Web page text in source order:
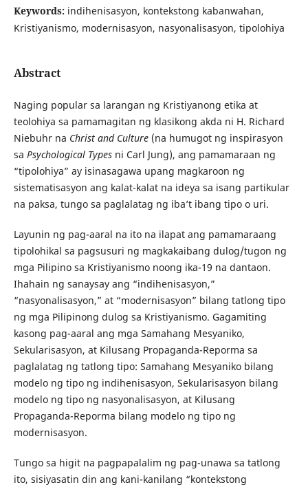
Keywords: indihenisasyon, kontekstong kabanwahan,
Kristiyanismo, modernisasyon, nasyonalisasyon, tipolohiya
Abstract
Naging popular sa larangan ng Kristiyanong etika at
teolohiya sa pamamagitan ng klasikong akda ni H. Richard
Niebuhr na Christ and Culture(na humugot ng inspirasyon
sa Psychological Typesni Carl Jung), ang pamamaraan ng
“tipolohiya” ay isinasagawa upang magkaroon ng
sistematisasyon ang kalat-kalat na ideya sa isang partikular
na paksa, tungo sa paglalatag ng iba’t ibang tipo o uri.
Layunin ng pag-aaral na ito na ilapat ang pamamaraang
tipolohikal sa pagsusuri ng magkakaibang dulog/tugon ng
mga Pilipino sa Kristiyanismo noong ika-19 na dantaon.
Ihahain ng sanaysay ang “indihenisasyon,”
“nasyonalisasyon,” at “modernisasyon” bilang tatlong tipo
ng mga Pilipinong dulog sa Kristiyanismo. Gagamiting
kasong pag-aaral ang mga Samahang Mesyaniko,
Sekularisasyon, at Kilusang Propaganda-Reporma sa
paglalatag ng tatlong tipo: Samahang Mesyaniko bilang
modelo ng tipo ng indihenisasyon, Sekularisasyon bilang
modelo ng tipo ng nasyonalisasyon, at Kilusang
Propaganda-Reporma bilang modelo ng tipo ng
modernisasyon.
Tungo sa higit na pagpapalalim ng pag-unawa sa tatlong
ito, sisiyasatin din ang kani-kanilang “kontekstong